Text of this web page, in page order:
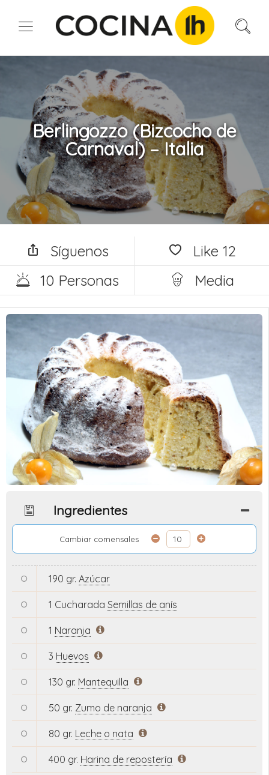
Berlingozzo (Bizcocho de
Carnaval) – Italia
Síguenos Like 12
10 Personas
Media
Ingredientes
Cambiar comensales
190 gr. Azúcar
1 Cucharada Semillas de anís
1 Naranja
3 Huevos
130 gr. Mantequilla
50 gr. Zumo de naranja
80 gr. Leche o nata
400 gr. Harina de repostería